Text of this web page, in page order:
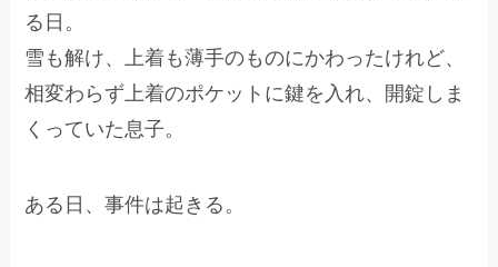
る日。
雪も解け、上着も薄手のものにかわったけれど、
相変わらず上着のポケットに鍵を入れ、開錠しま
くっていた息子。
ある日、事件は起きる。